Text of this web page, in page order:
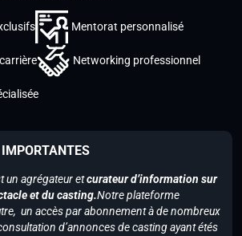
Mentorat personnalisé
Networking professionnel
un agrégateur etcurateur d’information sur
et du casting.Notre plateforme
un accès par abonnement à de nombreux
d’annonces de casting ayant étés